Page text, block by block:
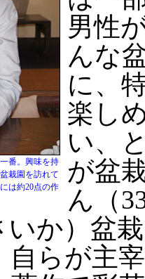
番。興味を持
栽園を訪れて
は約20点の作
男性
んな
に、
楽し
い、
が盆
ん（
いか）盆
自らが主